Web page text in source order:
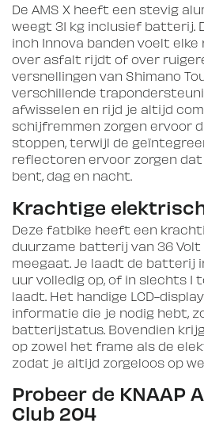
De AMS X heeft een stevig
weegt 31 kg inclusief batterij.
inch Innova banden voelt elke
over asfalt rijdt of over
versnellingen van Shimano
verschillende
afwisselen en rijd je altijd
schijfremmen zorgen ervoor
stoppen, terwijl de
reflectoren ervoor zorgen
bent, dag en nacht.
Krachtige
Deze fatbike heeft een
duurzame batterij van 36 Volt
meegaat. Je laadt de batterij
uur volledig op, of in slechts 1
laadt. Het handige LCD-
informatie die je nodig hebt,
batterijstatus. Bovendien
op zowel het frame als de
zodat je altijd zorgeloos op
Probeer de KNAAP
Club 204